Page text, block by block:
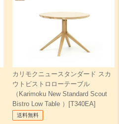
カリモクニュースタンダード スカ
ウトビストロローテーブル
（Karimoku New Standard Scout
Bistro Low Table ）[T340EA]
送料無料